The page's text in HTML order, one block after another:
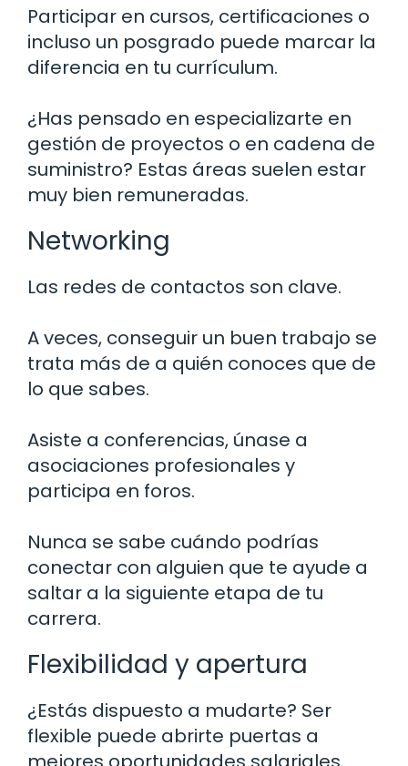
Participar en cursos, certificaciones o
incluso un posgrado puede marcar la
diferencia en tu currículum.
¿Has pensado en especializarte en
gestión de proyectos o en cadena de
suministro? Estas áreas suelen estar
muy bien remuneradas.
Networking
Las redes de contactos son clave.
A veces, conseguir un buen trabajo se
trata más de a quién conoces que de
lo que sabes.
Asiste a conferencias, únase a
asociaciones profesionales y
participa en foros.
Nunca se sabe cuándo podrías
conectar con alguien que te ayude a
saltar a la siguiente etapa de tu
carrera.
Flexibilidad y apertura
¿Estás dispuesto a mudarte? Ser
flexible puede abrirte puertas a